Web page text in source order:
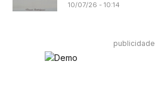
10/07/26 - 10:14
publicidade